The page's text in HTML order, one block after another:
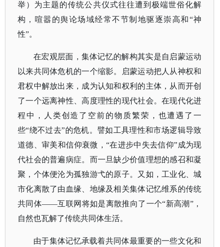
举）为主题的传统公共仪式往往遭到极端世俗化解
构，喧嚣的舆论场域经常不节制地驱逐崇高和“神
性”。
在宏观层面，集体记忆的解构其实是自启蒙运动
以来共同体危机的一个缩影。启蒙运动把人从神权和
君权中解放出来，成为认知和权利的主体，从而开创
了一个远离神性、高度理性的现代社会。在现代化进
程中，人类创造了空前的物质繁荣，也遭遇了一
些“绕不过去”的危机。 譬如工具理性和市场逻辑导致
道德、审美和信仰衰微， “在进步中失去信仰”成为现
代社会的普遍病症。而一旦缺少价值理想的感召和凝
聚，个体便沦为孤独游弋的原子。又如，工业化、城
市化离散了由血缘、地缘及相关集体记忆维系的传统
共同体——互联网将如是离散推向了一个“新高潮”，
自然也瓦解了传统共同体生活。
由于集体记忆承载着共同体最重要的一些文化和